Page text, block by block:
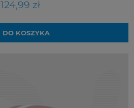
124,99 zł
DO KOSZYKA